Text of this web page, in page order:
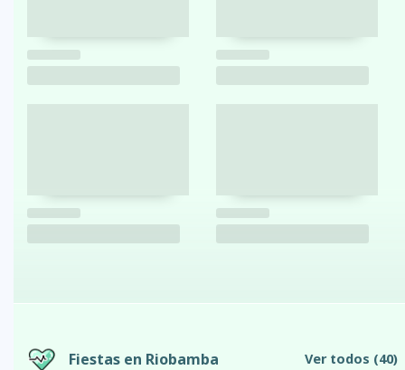
Fiestas en Riobamba Ver todos (40)